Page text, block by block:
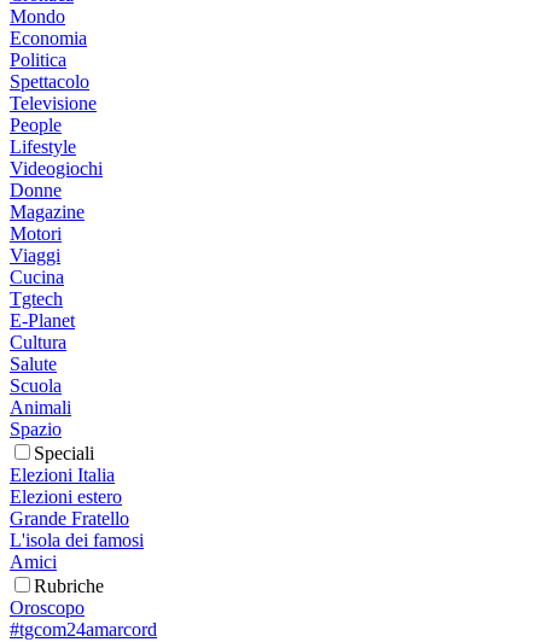
Mondo
Economia
Politica
Spettacolo
Televisione
People
Lifestyle
Videogiochi
Donne
Magazine
Motori
Viaggi
Cucina
Tgtech
E-Planet
Cultura
Salute
Scuola
Animali
Spazio
Speciali
Elezioni Italia
Elezioni estero
Grande Fratello
L'isola dei famosi
Amici
Rubriche
Oroscopo
#tgcom24amarcord